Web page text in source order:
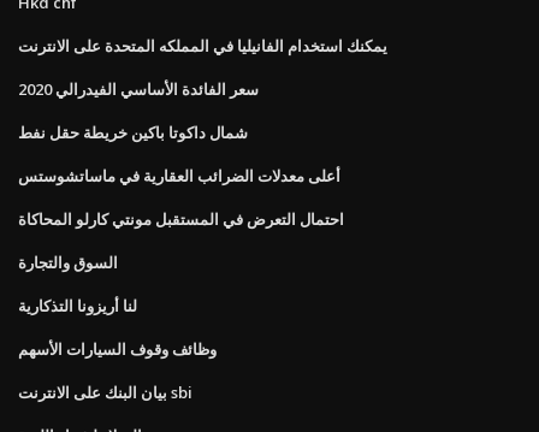
يمكنك استخدام الفانيليا في المملكه المتحدة على الانترنت
سعر الفائدة الأساسي الفيدرالي 2020
شمال داكوتا باكين خريطة حقل نفط
أعلى معدلات الضرائب العقارية في ماساتشوستس
احتمال التعرض في المستقبل مونتي كارلو المحاكاة
السوق والتجارة
لنا أريزونا التذكارية
وظائف وقوف السيارات الأسهم
بيان البنك على الانترنت sbi